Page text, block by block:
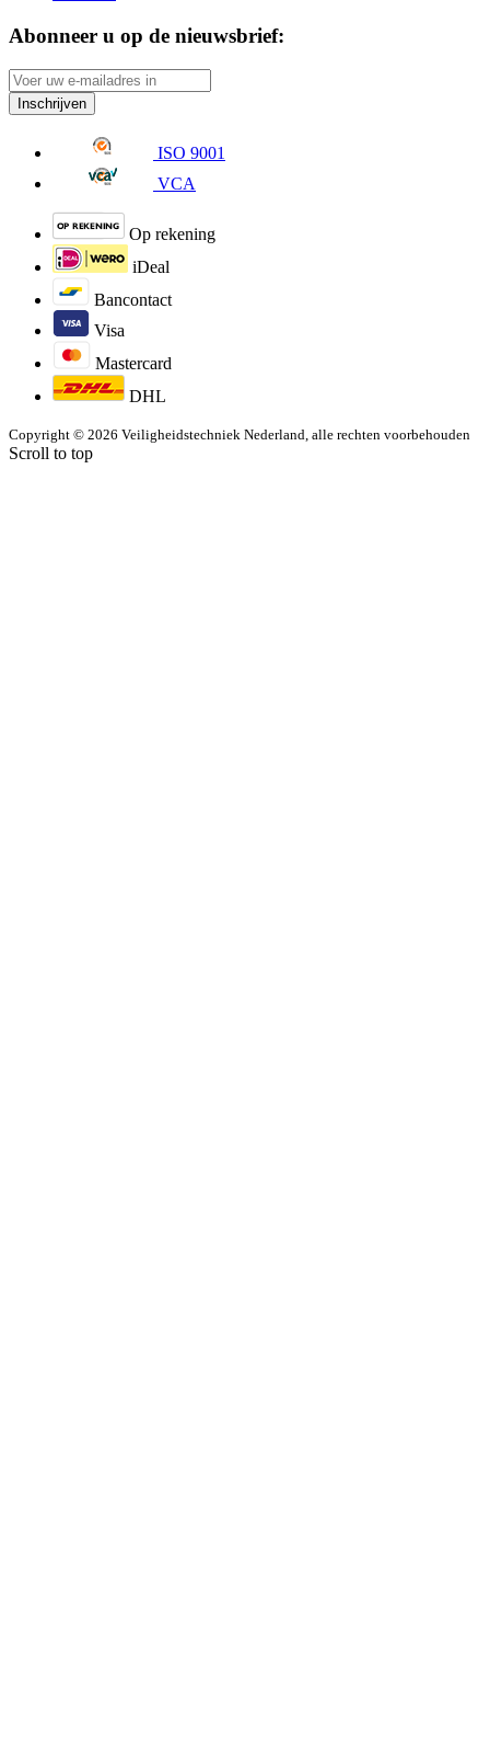
Abonneer u op de nieuwsbrief:
Inschrijven
ISO 9001
VCA
Op rekening
iDeal
Bancontact
Visa
Mastercard
DHL
Copyright © 2026 Veiligheidstechniek Nederland, alle rechten voorbehouden
Scroll to top